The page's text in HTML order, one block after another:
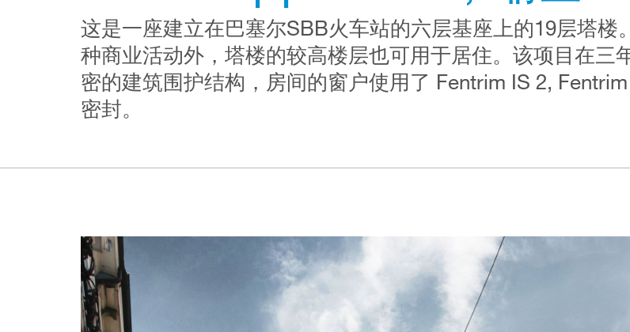
这是一座建立在巴塞尔SBB火车站的六层基座上的19层塔楼
种商业活动外，塔楼的较高楼层也可用于居住。该项目在三
密的建筑围护结构，房间的窗户使用了 Fentrim IS 2,
密封。